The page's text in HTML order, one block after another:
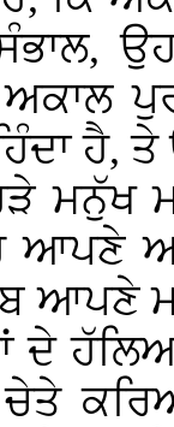
ਹੈ, ਤੇ
ਮਨੁੱਖ
ਆਪਣੇ
ਆਪਣੇ
ਦੇ
ਚੇਤੇ